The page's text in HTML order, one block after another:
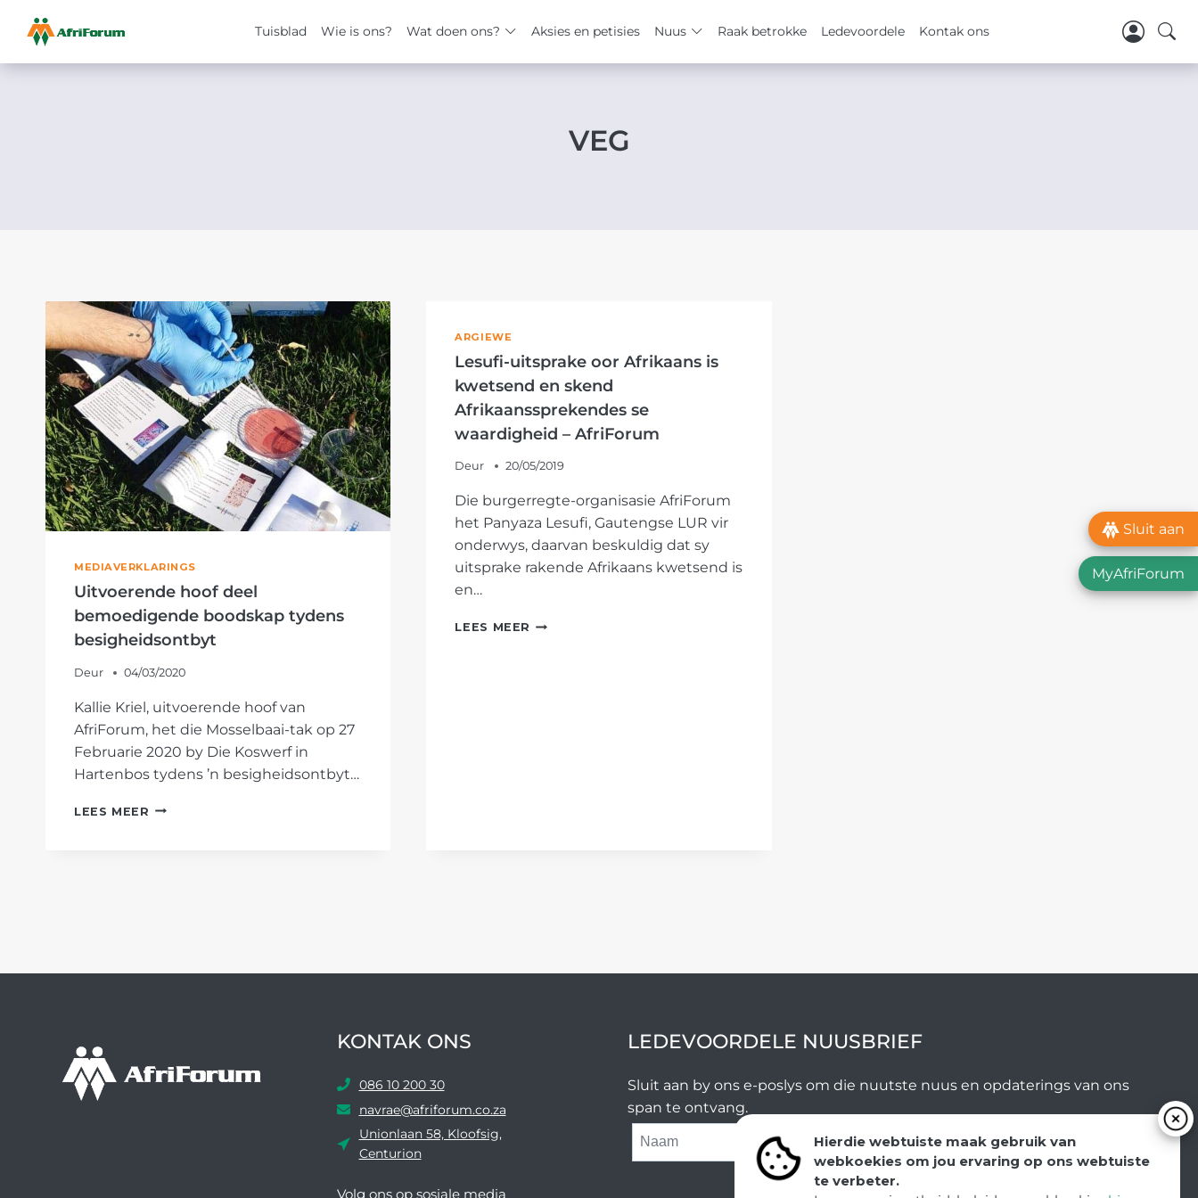
Tuisblad Wie is ons? Wat doen ons? Aksies en petisies Nuus Raak betrokke Ledevoordele Kontak ons
Hierdie webtuiste maak gebruik van
webkoekies om jou ervaring op ons webtuiste
te verbeter.
Skip
VEG
MEDIAVERKLARINGS
Uitvoerende hoof deel
bemoedigende boodskap tydens
besigheidsontbyt
Deur 04/03/2020
Kallie Kriel, uitvoerende hoof van
AfriForum, het die Mosselbaai-tak op 27
Februarie 2020 by Die Koswerf in
Hartenbos tydens ’n besigheidsontbyt…
LEES MEER UITVOERENDE
ARGIEWE
Lesufi-uitsprake oor Afrikaans is
kwetsend en skend
Afrikaanssprekendes se
waardigheid – AfriForum
Deur 20/05/2019
Die burgerregte-organisasie AfriForum
het Panyaza Lesufi, Gautengse LUR vir
onderwys, daarvan beskuldig dat sy
uitsprake rakende Afrikaans kwetsend is
en…
LEES MEER LESUFI-
KONTAK ONS
086 10 200 30
navrae@afriforum.co.za
Unionlaan 58, Kloofsig,
Centurion
Volg ons ​​op sosiale media
LEDEVOORDELE NUUSBRIEF
Sluit aan by ons e-poslys om die nuutste nuus en opdaterings van ons
span te ontvang.
SUBMIT
Sluit aan
MyAfriForum